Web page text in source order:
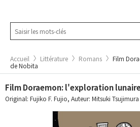
Accueil Littérature Romans
Film
de Nobita
Film Doraemon: l'exploration
Original: Fujiko F. Fujio, Auteur: Mitsuki Tsujimura